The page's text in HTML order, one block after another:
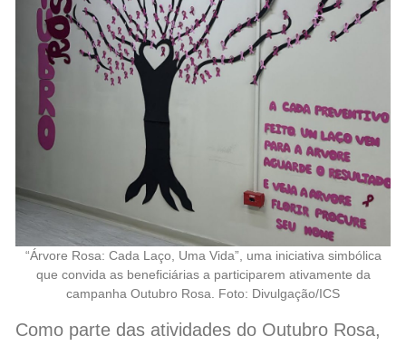
“Árvore Rosa: Cada Laço, Uma Vida”, uma iniciativa simbólica
que convida as beneficiárias a participarem ativamente da
campanha Outubro Rosa. Foto: Divulgação/ICS
Como parte das atividades do Outubro Rosa,